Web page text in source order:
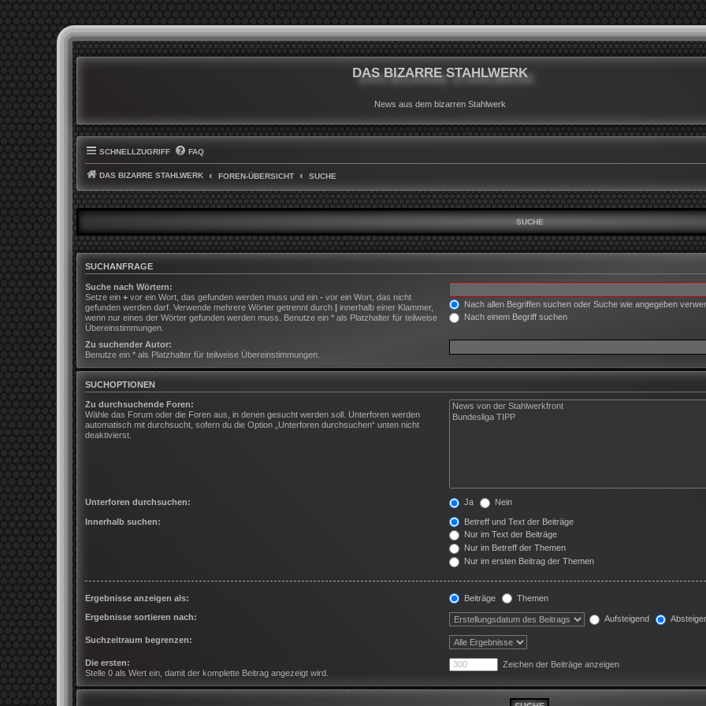
DAS BIZARRE STAHLWERK
News aus dem bizarren Stahlwerk
SCHNELLZUGRIFF FAQ
DAS BIZARRE STAHLWERK FOREN-ÜBERSICHT SUCHE
SUCHE
SUCHANFRAGE
Suche nach Wörtern:
Setze ein + vor ein Wort, das gefunden werden muss und ein - vor ein Wort, das nicht
gefunden werden darf. Verwende mehrere Wörter getrennt durch | innerhalb einer Klammer,
wenn nur eines der Wörter gefunden werden muss. Benutze ein * als Platzhalter für teilweise
Übereinstimmungen.
Nach allen Begriffen suchen oder Suche wie angegeben
Nach einem Begriff suchen
Zu suchender Autor:
Benutze ein * als Platzhalter für teilweise Übereinstimmungen.
SUCHOPTIONEN
Zu durchsuchende Foren:
Wähle das Forum oder die Foren aus, in denen gesucht werden soll. Unterforen werden
automatisch mit durchsucht, sofern du die Option „Unterforen durchsuchen“ unten nicht
deaktivierst.
Unterforen durchsuchen: Ja Nein
Innerhalb suchen:
Betreff und Text der Beiträge
Nur im Text der Beiträge
Nur im Betreff der Themen
Nur im ersten Beitrag der Themen
Ergebnisse anzeigen als: Beiträge Themen
Ergebnisse sortieren nach: Aufsteigend
Suchzeitraum begrenzen:
Die ersten:
Stelle 0 als Wert ein, damit der komplette Beitrag angezeigt wird.
Zeichen der Beiträge anzeigen